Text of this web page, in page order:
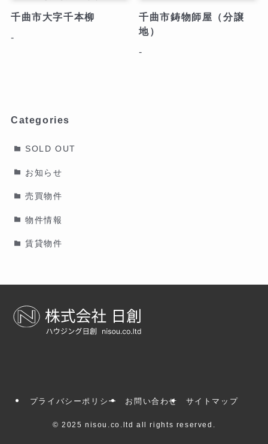
千曲市大字千本柳
-
千曲市鋳物師屋（分譲
地）
-
Categories
SOLD OUT
お知らせ
売買物件
物件情報
賃貸物件
プライバシーポリシー お問い合わせ サイトマップ
© 2025 nisou.co.ltd all rights reserved.